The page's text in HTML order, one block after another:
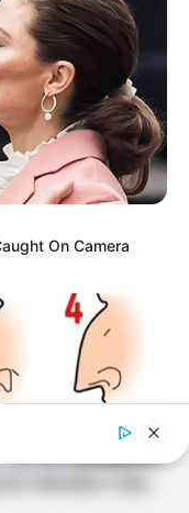
On Camera